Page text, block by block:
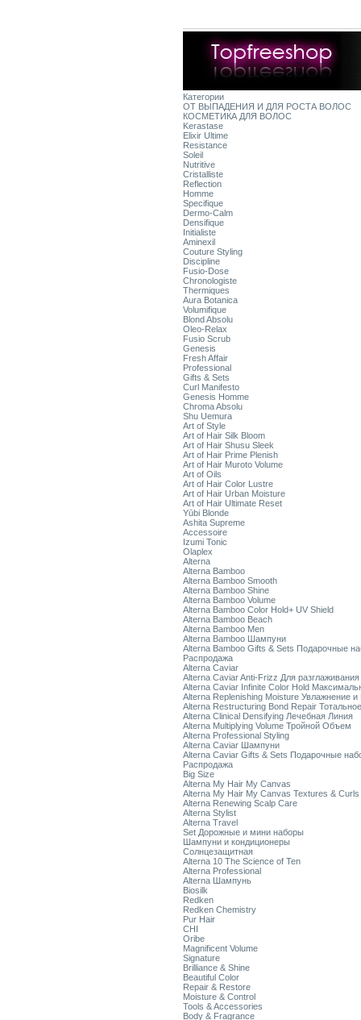
Категории
ОТ ВЫПАДЕНИЯ И ДЛЯ РОСТА ВОЛОС
КОСМЕТИКА ДЛЯ ВОЛОС
Kerastase
Elixir Ultime
Resistance
Soleil
Nutritive
Cristalliste
Reflection
Homme
Specifique
Dermo-Calm
Densifique
Initialiste
Aminexil
Couture Styling
Discipline
Fusio-Dose
Chronologiste
Thermiques
Aura Botanica
Volumifique
Blond Absolu
Oleo-Relax
Fusio Scrub
Genesis
Fresh Affair
Professional
Gifts & Sets
Curl Manifesto
Genesis Homme
Chroma Absolu
Shu Uemura
Art of Style
Art of Hair Silk Bloom
Art of Hair Shusu Sleek
Art of Hair Prime Plenish
Art of Hair Muroto Volume
Art of Oils
Art of Hair Color Lustre
Art of Hair Urban Moisture
Art of Hair Ultimate Reset
Yūbi Blonde
Ashita Supreme
Accessoire
Izumi Tonic
Olaplex
Alterna
Alterna Bamboo
Alterna Bamboo Smooth
Alterna Bamboo Shine
Alterna Bamboo Volume
Alterna Bamboo Color Hold+ UV Shield
Alterna Bamboo Beach
Alterna Bamboo Men
Alterna Bamboo Шампуни
Alterna Bamboo Gifts & Sets Подарочные
Распродажа
Alterna Caviar
Alterna Caviar Anti-Frizz Для
Alterna Caviar Infinite Color Hold
Alterna Replenishing Moisture Увлажнение и
Alterna Restructuring Bond Repair
Alterna Clinical Densifying Лечебная Линия
Alterna Multiplying Volume Тройной Объем
Alterna Professional Styling
Alterna Caviar Шампуни
Alterna Caviar Gifts & Sets Подарочные
Распродажа
Big Size
Alterna My Hair My Canvas
Alterna My Hair My Canvas Textures & Curls
Alterna Renewing Scalp Care
Alterna Stylist
Alterna Travel
Set Дорожные и мини наборы
Шампуни и кондиционеры
Солнцезащитная
Alterna 10 The Science of Ten
Alterna Professional
Alterna Шампунь
Biosilk
Redken
Redken Chemistry
Pur Hair
CHI
Oribe
Magnificent Volume
Signature
Brilliance & Shine
Beautiful Color
Repair & Restore
Moisture & Control
Tools & Accessories
Body & Fragrance